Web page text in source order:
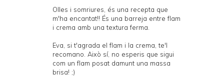
Olles i somriures, és una recepta que
m'ha encantat!! És una barreja entre flam
i crema amb una textura ferma.
Eva, si t'agrada el flam i la crema, te'l
recomano. Això sí, no esperis que sigui
com un flam posat damunt una massa
brisa! ;)